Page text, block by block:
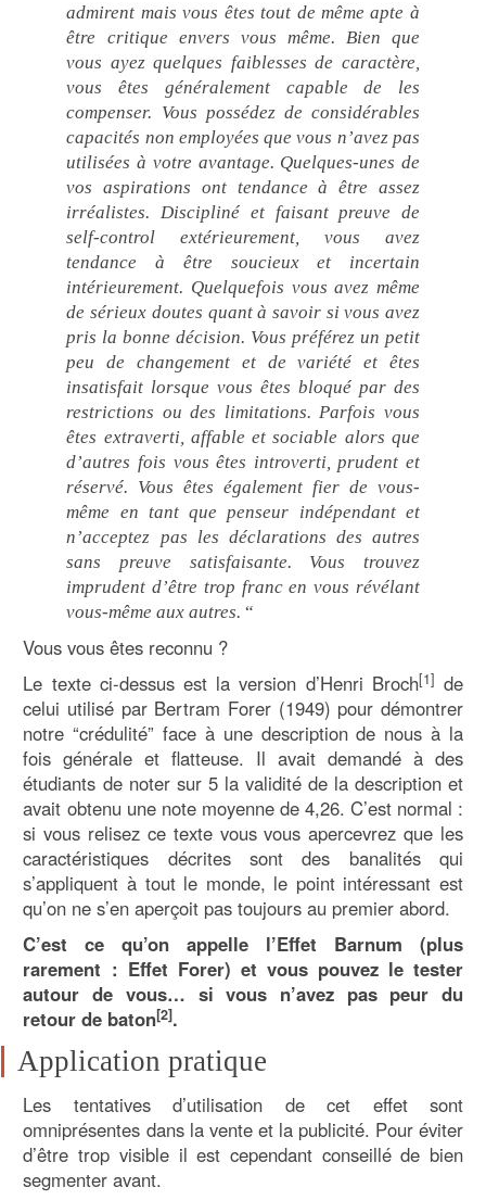
admirent mais vous êtes tout de même apte à
être critique envers vous même. Bien que
vous ayez quelques faiblesses de caractère,
vous êtes généralement capable de les
compenser. Vous possédez de considérables
capacités non employées que vous n’avez pas
utilisées à votre avantage. Quelques-unes de
vos aspirations ont tendance à être assez
irréalistes. Discipliné et faisant preuve de
self-control extérieurement, vous avez
tendance à être soucieux et incertain
intérieurement. Quelquefois vous avez même
de sérieux doutes quant à savoir si vous avez
pris la bonne décision. Vous préférez un petit
peu de changement et de variété et êtes
insatisfait lorsque vous êtes bloqué par des
restrictions ou des limitations. Parfois vous
êtes extraverti, affable et sociable alors que
d’autres fois vous êtes introverti, prudent et
réservé. Vous êtes également fier de vous-
même en tant que penseur indépendant et
n’acceptez pas les déclarations des autres
sans preuve satisfaisante. Vous trouvez
imprudent d’être trop franc en vous révélant
vous-même aux autres.“
Vous vous êtes reconnu ?
Le texte ci-dessus est la version d’Henri Broch[1] de
celui utilisé par Bertram Forer (1949) pour démontrer
notre “crédulité” face à une description de nous à la
fois générale et flatteuse. Il avait demandé à des
étudiants de noter sur 5 la validité de la description et
avait obtenu une note moyenne de 4,26. C’est normal :
si vous relisez ce texte vous vous apercevrez que les
caractéristiques décrites sont des banalités qui
s’appliquent à tout le monde, le point intéressant est
qu’on ne s’en aperçoit pas toujours au premier abord.
C’est ce qu’on appelle l’Effet Barnum (plus
rarement : Effet Forer) et vous pouvez le tester
autour de vous… si vous n’avez pas peur du
retour de baton[2].
Application pratique
Les tentatives d’utilisation de cet effet sont
omniprésentes dans la vente et la publicité. Pour éviter
d’être trop visible il est cependant conseillé de bien
segmenter avant.